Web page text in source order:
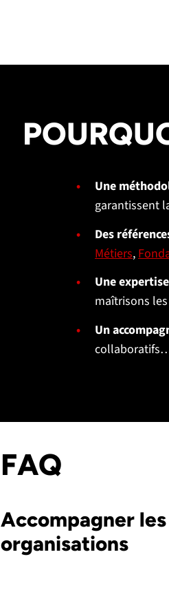
Une
garantissent
Des
Métiers,
Une
maîtrisons
Un
FAQ
Accompagner
organisations